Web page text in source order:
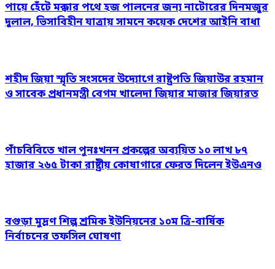
পায়ে হেঁটে মক্কার পথে হজ পালনের জন্য নাটোরের দিনমজুর
দুলাল, ভিসাবিহীন যাত্রায় সামনে কয়েক দেশের আইনি বাধা
শহীদ জিয়া স্মৃতি সংসদের উদ্যোগে রাষ্ট্রপতি জিয়াউর রহমান
ও সাবেক প্রধানমন্ত্রী বেগম খালেদা জিয়ার মাজার জিয়ারত
পাঁচবিবিতে খাল পুনঃখনন প্রকল্পের অব্যয়িত ১০ লাখ ৮৭
হাজার ২৬৫ টাকা রাষ্ট্রীয় কোষাগারে ফেরত দিলেন ইউএনও
বগুড়া মুদ্রণ শিল্প শ্রমিক ইউনিয়নের ১০ম ত্রি-বার্ষিক
নির্বাচনের তফসিল ঘোষণা